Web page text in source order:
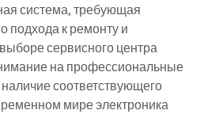
система, требующая
подхода к ремонту и
сервисного центра
на профессиональные
соответствующего
мире электроника